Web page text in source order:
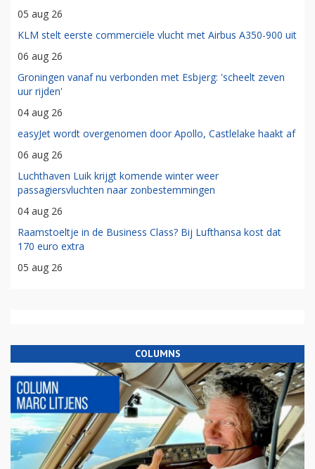
05 aug 26
KLM stelt eerste commerciële vlucht met Airbus A350-900 uit
06 aug 26
Groningen vanaf nu verbonden met Esbjerg: 'scheelt zeven
uur rijden'
04 aug 26
easyJet wordt overgenomen door Apollo, Castlelake haakt af
06 aug 26
Luchthaven Luik krijgt komende winter weer
passagiersvluchten naar zonbestemmingen
04 aug 26
Raamstoeltje in de Business Class? Bij Lufthansa kost dat
170 euro extra
05 aug 26
COLUMNS